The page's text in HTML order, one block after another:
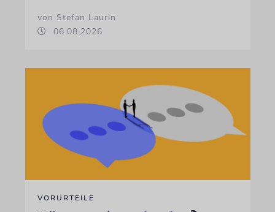
von Stefan Laurin
06.08.2026
VORURTEILE